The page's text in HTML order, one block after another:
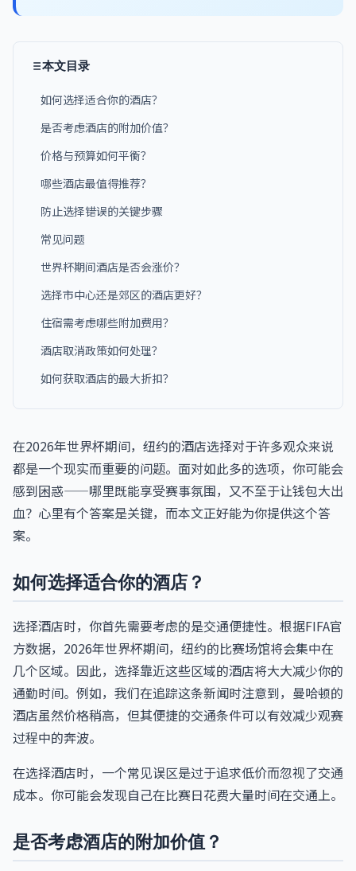
本文目录
如何选择适合你的酒店？
是否考虑酒店的附加价值？
价格与预算如何平衡？
哪些酒店最值得推荐？
防止选择错误的关键步骤
常见问题
世界杯期间酒店是否会涨价？
选择市中心还是郊区的酒店更好？
住宿需考虑哪些附加费用？
酒店取消政策如何处理？
如何获取酒店的最大折扣？
在2026年世界杯期间，纽约的酒店选择对于许多观众来说
都是一个现实而重要的问题。面对如此多的选项，你可能会
感到困惑——哪里既能享受赛事氛围，又不至于让钱包大出
血？心里有个答案是关键，而本文正好能为你提供这个答
案。
如何选择适合你的酒店？
选择酒店时，你首先需要考虑的是交通便捷性。根据FIFA官
方数据，2026年世界杯期间，纽约的比赛场馆将会集中在
几个区域。因此，选择靠近这些区域的酒店将大大减少你的
通勤时间。例如，我们在追踪这条新闻时注意到，曼哈顿的
酒店虽然价格稍高，但其便捷的交通条件可以有效减少观赛
过程中的奔波。
在选择酒店时，一个常见误区是过于追求低价而忽视了交通
成本。你可能会发现自己在比赛日花费大量时间在交通上。
是否考虑酒店的附加价值？